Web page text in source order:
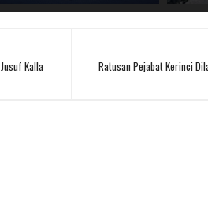
Ratusan Pejabat Kerinci
Kalla